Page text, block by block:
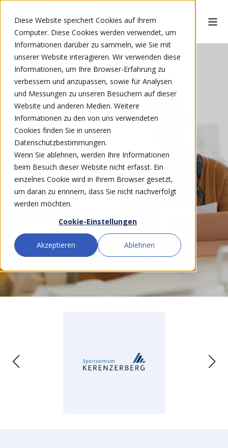
Diese Website speichert Cookies auf Ihrem
Computer. Diese Cookies werden verwendet, um
Informationen darüber zu sammeln, wie Sie mit
unserer Website interagieren. Wir verwenden diese
Informationen, um Ihre Browser-Erfahrung zu
verbessern und anzupassen, sowie für Analysen
und Messungen zu unseren Besuchern auf dieser
Website und anderen Medien. Weitere
Informationen zu den von uns verwendeten
Cookies finden Sie in unseren
Datenschutzbestimmungen.
Wenn Sie ablehnen, werden Ihre Informationen
beim Besuch dieser Website nicht erfasst. Ein
einzelnes Cookie wird in Ihrem Browser gesetzt,
um daran zu erinnern, dass Sie nicht nachverfolgt
werden möchten.
Cookie-Einstellungen
Akzeptieren Ablehnen
Ihr IT-Outsourcing
Dienstleister in der Schweiz
Effizient, sicher und persönlich, wir übernehmen Ihre
gesamte IT, damit Sie sich auf ihr Geschäft
konzentrieren können.
250+ Kunden | ISO 27001 zertifiziert | 30+ Jahre
Erfahrung
KONTAKT AUFNEHMEN